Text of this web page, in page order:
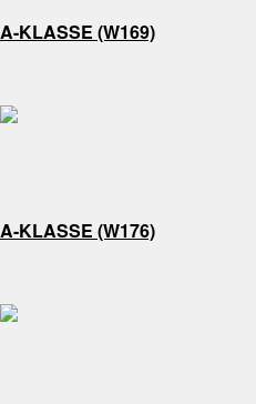
A-KLASSE (W169)
A-KLASSE (W176)